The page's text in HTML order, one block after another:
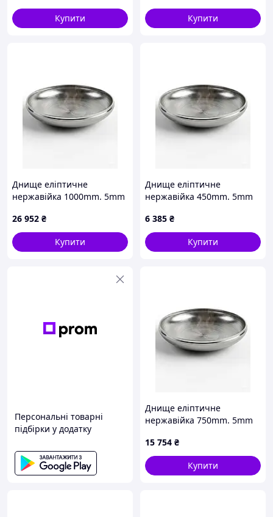
80 - 120
300 - 700 1,25 250-500 1.5/2
> 600 0,75 300-600 1.1/1.6
Купити
Купити
Днище еліптичне
нержавійка 1000mm. 5mm
26 952 ₴
Купити
Днище еліптичне
нержавійка 450mm. 5mm
6 385 ₴
Купити
Персональні товарні
підбірки у додатку
Днище еліптичне
нержавійка 750mm. 5mm
15 754 ₴
Купити